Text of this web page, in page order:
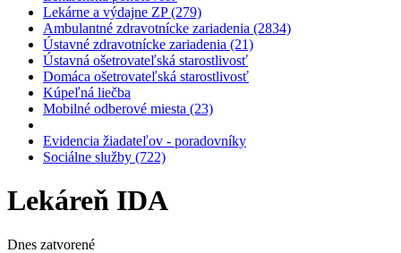
Lekárne a výdajne ZP (279)
Ambulantné zdravotnícke zariadenia (2834)
Ústavné zdravotnícke zariadenia (21)
Ústavná ošetrovateľská starostlivosť
Domáca ošetrovateľská starostlivosť
Kúpeľná liečba
Mobilné odberové miesta (23)
Evidencia žiadateľov - poradovníky
Sociálne služby (722)
Lekáreň IDA
Dnes zatvorené